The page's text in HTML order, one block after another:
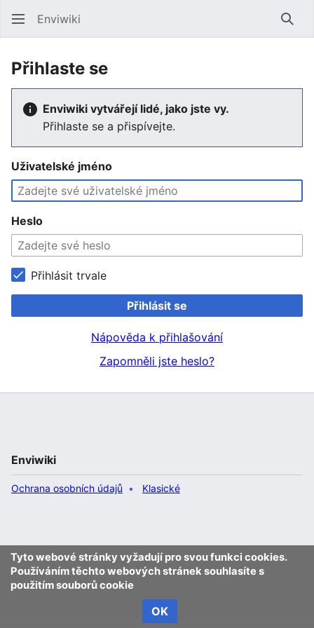
Enviwiki
Přihlaste se
Enviwiki vytvářejí lidé, jako jste vy.
Přihlaste se a přispívejte.
Uživatelské jméno
Heslo
Přihlásit trvale
Přihlásit se
Nápověda k přihlašování
Zapomněli jste heslo?
Tyto webové stránky vyžadují pro svou funkci cookies.
Používáním těchto webových stránek souhlasíte s
použitím souborů cookie
OK
Enviwiki
Ochrana osobních údajů Klasické